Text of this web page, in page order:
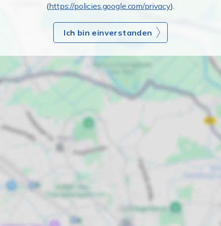
(https://policies.google.com/privacy).
Ich bin einverstanden